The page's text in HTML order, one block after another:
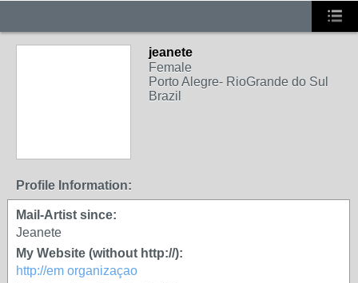
jeanete
Female
Porto Alegre- RioGrande do Sul
Brazil
Profile Information:
Mail-Artist since:
Jeanete
My Website (without http://):
http://em organizaçao